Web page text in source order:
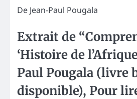
De Jean-Paul Pougala
Extrait de
‘Histoire de
Paul Pougala (livre
disponible), Pour